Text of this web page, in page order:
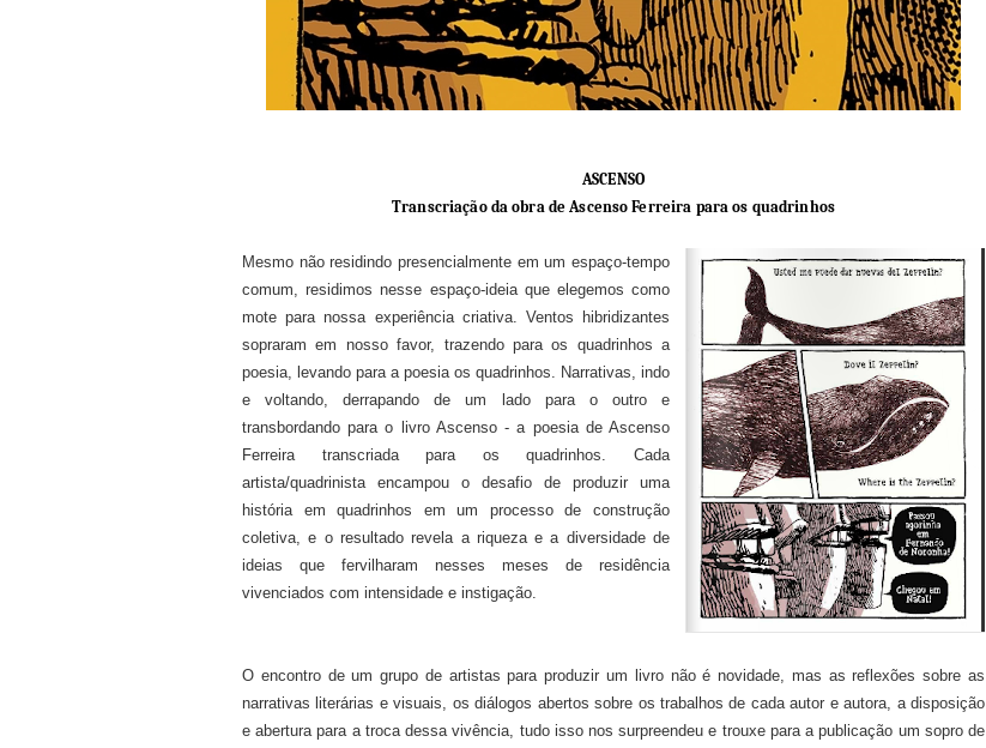
ASCENSO
Transcriação da obra de Ascenso Ferreira para os quadrinhos
Mesmo não residindo presencialmente em um espaço-tempo
comum, residimos nesse espaço-ideia que elegemos como
mote para nossa experiência criativa. Ventos hibridizantes
sopraram em nosso favor, trazendo para os quadrinhos a
poesia, levando para a poesia os quadrinhos. Narrativas, indo
e voltando, derrapando de um lado para o outro e
transbordando para o livro Ascenso - a poesia de Ascenso
Ferreira transcriada para os quadrinhos. Cada
artista/quadrinista encampou o desafio de produzir uma
história em quadrinhos em um processo de construção
coletiva, e o resultado revela a riqueza e a diversidade de
ideias que fervilharam nesses meses de residência
vivenciados com intensidade e instigação.
O encontro de um grupo de artistas para produzir um livro não é novidade, mas as reflexões sobre as
narrativas literárias e visuais, os diálogos abertos sobre os trabalhos de cada autor e autora, a disposição
e abertura para a troca dessa vivência, tudo isso nos surpreendeu e trouxe para a publicação um sopro de